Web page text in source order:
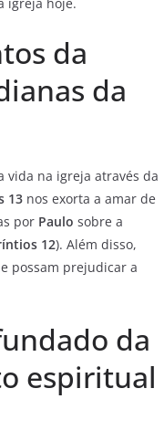
da
da
vida na igreja através da
13 nos exorta a amar de
por Paulo sobre a
12). Além disso,
possam prejudicar a
da
espiritual